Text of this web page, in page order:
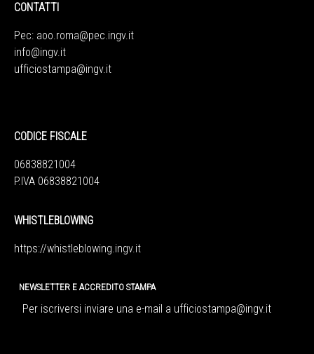
CONTATTI
Pec: aoo.roma@pec.ingv.it
info@ingv.it
ufficiostampa@ingv.it
CODICE FISCALE
06838821004
P.IVA 06838821004
WHISTLEBLOWING
https://whistleblowing.ingv.it
NEWSLETTER E ACCREDITO STAMPA
Per iscriversi inviare una e-mail a ufficiostampa@ingv.it